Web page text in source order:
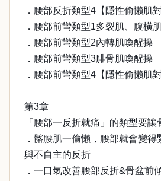
．腰部反折類型4【隱性偷懶肌
．腰部前彎類型1多裂肌、腹橫
．腰部前彎類型2內轉肌喚醒操
．腰部前彎類型3腓骨肌喚醒操
．腰部前彎類型4【隱性偷懶肌
第3章
「腰部一反折就痛」的類型要
．髂腰肌一偷懶，腰部就會變
與不自主的反折
．一口氣改善腰部反折&骨盆前